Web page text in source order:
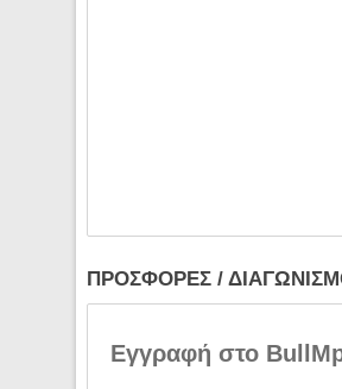
ΠΡΟΣΦΟΡΕΣ /
Εγγραφή στο